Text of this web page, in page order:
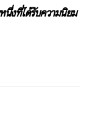
นึ่งที่ได้รับความนิยม